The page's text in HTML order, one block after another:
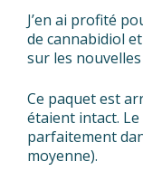
J’en ai profité
de cannabidiol
sur les nouvelles
Ce paquet est
étaient intact.
parfaitement
moyenne).